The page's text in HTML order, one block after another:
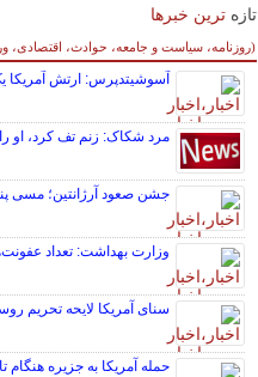
تازه ترین خبرها
(روزنامه، سیاست و جامعه، حوادث، اقتصادی،
سایر خبرهای داغ
آسوشیتدپرس: ارتش آمریکا
مرد شکاک: زنم تف کرد، او
جشن صعود آرژانتین؛ مسی پنالتی خراب
وزارت بهداشت: تعداد
سنای آمریکا لایحه تحریم
حمله آمریکا به جزیره هنگام